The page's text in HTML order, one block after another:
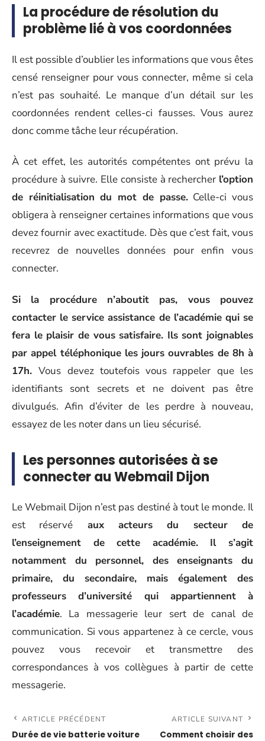
La procédure de résolution du
problème lié à vos coordonnées
Il est possible d’oublier les informations que vous êtes
censé renseigner pour vous connecter, même si cela
n’est pas souhaité. Le manque d’un détail sur les
coordonnées rendent celles-ci fausses. Vous aurez
donc comme tâche leur récupération.
À cet effet, les autorités compétentes ont prévu la
procédure à suivre. Elle consiste à rechercher l’option
de réinitialisation du mot de passe.Celle-ci vous
obligera à renseigner certaines informations que vous
devez fournir avec exactitude. Dès que c’est fait, vous
recevrez de nouvelles données pour enfin vous
connecter.
Si la procédure n’aboutit pas, vous pouvez
contacter le service assistance de l’académie qui se
fera le plaisir de vous satisfaire. Ils sont joignables
par appel téléphonique les jours ouvrables de 8h à
17h.Vous devez toutefois vous rappeler que les
identifiants sont secrets et ne doivent pas être
divulgués. Afin d’éviter de les perdre à nouveau,
essayez de les noter dans un lieu sécurisé.
Les personnes autorisées à se
connecter au Webmail Dijon
Le Webmail Dijon n’est pas destiné à tout le monde. Il
est réservé aux acteurs du secteur de
l’enseignement de cette académie. Il s’agit
notamment du personnel, des enseignants du
primaire, du secondaire, mais également des
professeurs d’université qui appartiennent à
l’académie. La messagerie leur sert de canal de
communication. Si vous appartenez à ce cercle, vous
pouvez vous recevoir et transmettre des
correspondances à vos collègues à partir de cette
messagerie.
ARTICLE PRÉCÉDENT
Durée de vie batterie voiture
ARTICLE SUIVANT
Comment choisir des